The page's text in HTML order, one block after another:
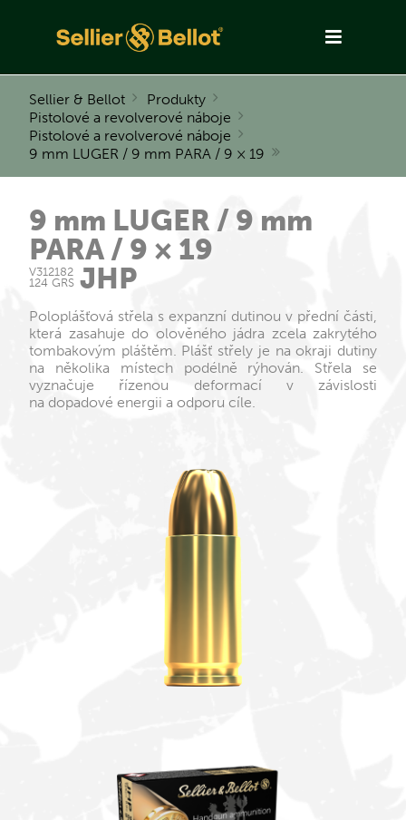
Sellier & Bellot
Produkty
Pistolové a revolverové náboje
Pistolové a revolverové náboje
9 mm LUGER / 9 mm PARA / 9 × 19
9 mm LUGER / 9 mm
PARA / 9 × 19
JHP
V312182
124 GRS
Poloplášťová střela s expanzní dutinou v přední části,
která zasahuje do olověného jádra zcela zakrytého
tombakovým pláštěm. Plášť střely je na okraji dutiny
na několika místech podélně rýhován. Střela se
vyznačuje řízenou deformací v závislosti
na dopadové energii a odporu cíle.